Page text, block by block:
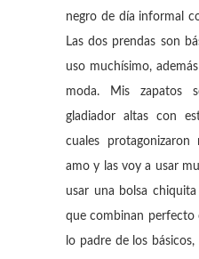
negro de día informal
Las dos prendas son
uso muchísimo,
moda. Mis zapatos
gladiador altas con
cuales
amo y las voy a usar
usar una bolsa
que combinan perfecto
lo padre de los